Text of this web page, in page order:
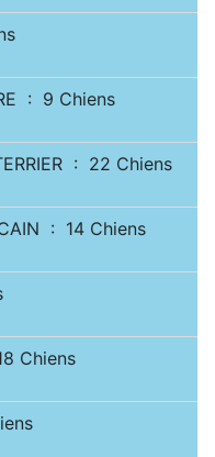
: 9 Chiens
: 22 Chiens
: 14 Chiens
Chiens